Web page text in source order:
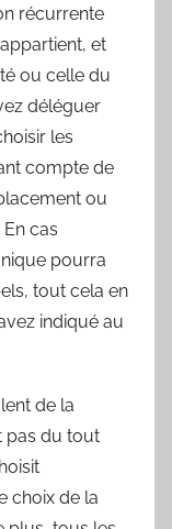
récurrente
et
ou celle du
déléguer
les
compte de
ou
cas
pourra
tout cela en
indiqué au
de la
pas du tout
choix de la